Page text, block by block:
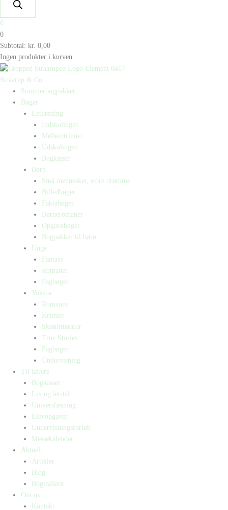
0
0
Subtotal: kr. 0,00
Ingen produkter i kurven
Straarup & Co
Sommerbogpakker
Bøger
Letlæsning
Indskolingen
Mellemtrinnet
Udskolingen
Bogkasser
Børn
Små mennesker, store drømme
Billedbøger
Faktabøger
Børneromaner
Opgavebøger
Bogpakker til børn
Unge
Fantasy
Romaner
Fagbøger
Voksne
Romance
Krimier
Skønlitteratur
True Stories
Fagbøger
Undervisning
Til lærere
Bogkasser
Lix og let-tal
Universlæsning
Elevopgaver
Undervisningsforløb
Messekalender
Aktuelt
Artikler
Blog
Bogtrailere
Om os
Kontakt